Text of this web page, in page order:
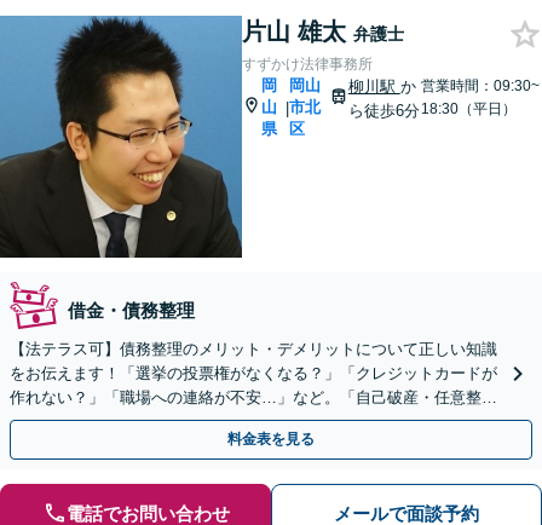
片山 雄太 弁護士
すずかけ法律事務所
岡
山
県
|
岡山
市北
区
柳川駅 か
ら徒歩6分
営業時間：09:30~
18:30（平日）
借金・債務整理
【法テラス可】債務整理のメリット・デメリットについて正しい知識
をお伝えます！「選挙の投票権がなくなる？」「クレジットカードが
作れない？」「職場への連絡が不安…」など。「自己破産・任意整
理・個人再生」あなたに合った方法をご提案【初回相談無料】
料金表を見る
電話でお問い合わせ メールで面談予約